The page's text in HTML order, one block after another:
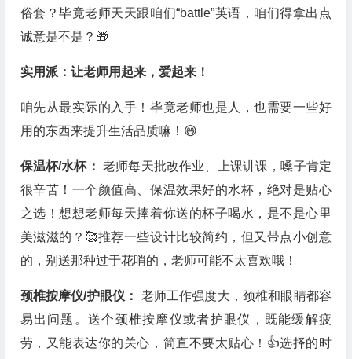
俗套？毕竟老师天天跟咱们“battle”英语，咱们得拿出点
诚意是不是？🎁
实用派：让老师用起来，爱起来！
咱先从最实际的入手！毕竟老师也是人，也需要一些好
用的东西来提升生活品质嘛！😄
保温杯/水杯： 老师每天批改作业、上课讲课，嗓子肯定
很辛苦！一个颜值高、保温效果好的水杯，绝对是贴心
之选！想想老师每天捧着你送的杯子喝水，是不是心里
美滋滋的？🥰推荐一些设计比较简约，但又带点小创意
的，别送那种过于花哨的，老师可能不太喜欢哦！
颈椎按摩仪/护眼仪： 老师工作强度大，颈椎和眼睛都容
易出问题。送个颈椎按摩仪或者护眼仪，既能缓解疲
劳，又能表达你的关心，简直不要太贴心！👍选择的时